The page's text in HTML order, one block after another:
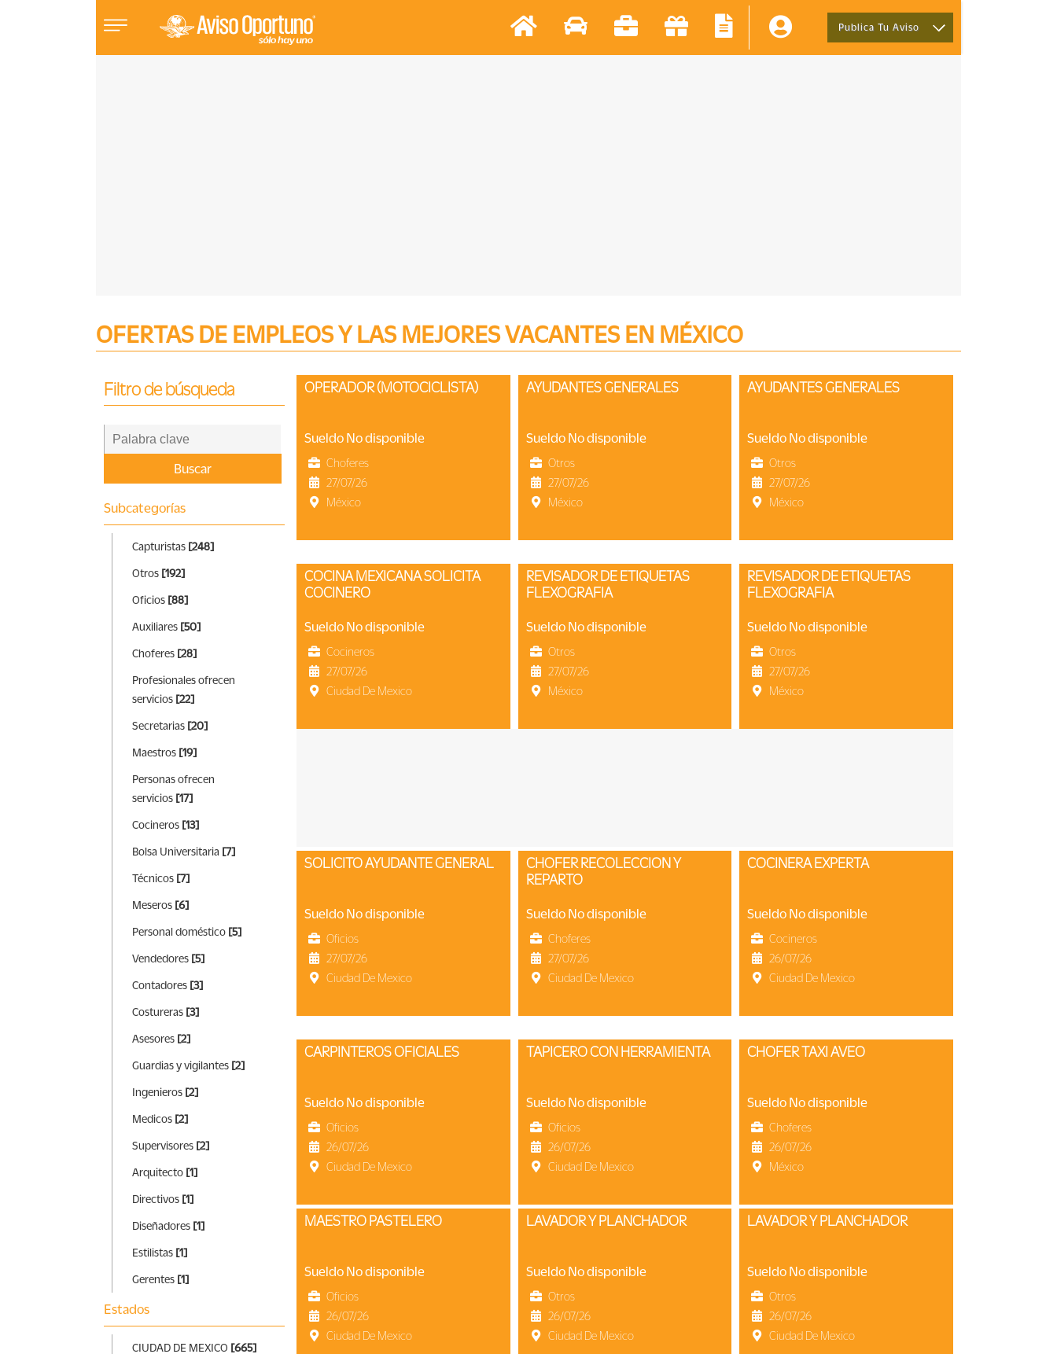
Publica Tu Aviso
OFERTAS DE EMPLEOS Y LAS MEJORES VACANTES EN MÉXICO
Filtro de búsqueda
Buscar
Subcategorías
Capturistas [248]
Otros [192]
Oficios [88]
Auxiliares [50]
Choferes [28]
Profesionales ofrecen
servicios [22]
Secretarias [20]
Maestros [19]
Personas ofrecen
servicios [17]
Cocineros [13]
Bolsa Universitaria [7]
Técnicos [7]
Meseros [6]
Personal doméstico [5]
Vendedores [5]
Contadores [3]
Costureras [3]
Asesores [2]
Guardias y vigilantes [2]
Ingenieros [2]
Medicos [2]
Supervisores [2]
Arquitecto [1]
Directivos [1]
Diseñadores [1]
Estilistas [1]
Gerentes [1]
Estados
CIUDAD DE MEXICO [665]
OPERADOR (MOTOCICLISTA)
Sueldo No disponible
Choferes
27/07/26
México
AYUDANTES GENERALES
Sueldo No disponible
Otros
27/07/26
México
AYUDANTES GENERALES
Sueldo No disponible
Otros
27/07/26
México
COCINA MEXICANA SOLICITA
COCINERO
Sueldo No disponible
Cocineros
27/07/26
Ciudad De Mexico
REVISADOR DE ETIQUETAS
FLEXOGRAFIA
Sueldo No disponible
Otros
27/07/26
México
REVISADOR DE ETIQUETAS
FLEXOGRAFIA
Sueldo No disponible
Otros
27/07/26
México
SOLICITO AYUDANTE GENERAL
Sueldo No disponible
Oficios
27/07/26
Ciudad De Mexico
CHOFER RECOLECCION Y
REPARTO
Sueldo No disponible
Choferes
27/07/26
Ciudad De Mexico
COCINERA EXPERTA
Sueldo No disponible
Cocineros
26/07/26
Ciudad De Mexico
CARPINTEROS OFICIALES
Sueldo No disponible
Oficios
26/07/26
Ciudad De Mexico
TAPICERO CON HERRAMIENTA
Sueldo No disponible
Oficios
26/07/26
Ciudad De Mexico
CHOFER TAXI AVEO
Sueldo No disponible
Choferes
26/07/26
México
MAESTRO PASTELERO
Sueldo No disponible
Oficios
26/07/26
Ciudad De Mexico
LAVADOR Y PLANCHADOR
Sueldo No disponible
Otros
26/07/26
Ciudad De Mexico
LAVADOR Y PLANCHADOR
Sueldo No disponible
Otros
26/07/26
Ciudad De Mexico